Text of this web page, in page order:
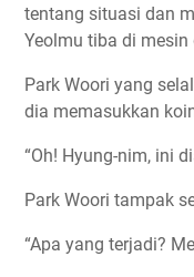
tentang situasi dan
Yeolmu tiba di mesin
Park Woori yang
dia memasukkan
“Oh! Hyung-nim, ini
Park Woori tampak
“Apa yang terjadi?